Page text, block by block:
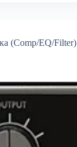
(Comp/EQ/Filter)